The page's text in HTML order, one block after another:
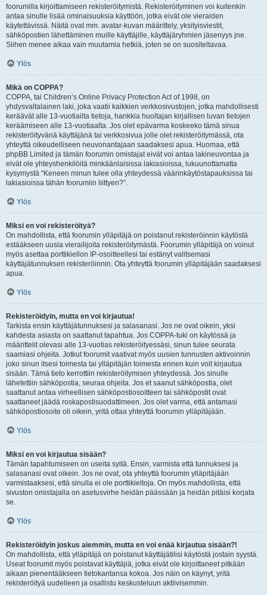
foorumilla kirjoittamiseen rekisteröitymistä. Rekisteröityminen voi kuitenkin
antaa sinulle lisää ominaisuuksia käyttöön, jotka eivät ole vieraiden
käytettävissä. Näitä ovat mm. avatar-kuvan määrittely, yksityisviestit,
sähköpostien lähettäminen muille käyttäjille, käyttäjäryhmien jäsenyys jne.
Siihen menee aikaa vain muutamia hetkiä, joten se on suositeltavaa.
Ylös
Mikä on COPPA?
COPPA, tai Children’s Online Privacy Protection Act of 1998, on
yhdysvaltalainen laki, joka vaatii kaikkien verkkosivustojen, jotka mahdollisesti
keräävät alle 13-vuotiailta tietoja, hankkia huoltajan kirjallisen luvan tietojen
keräämiseen alle 13-vuotiaalta. Jos olet epävarma koskeeko tämä sinua
rekisteröityvänä käyttäjänä tai verkkosivua jolle olet rekisteröitymässä, ota
yhteyttä oikeudelliseen neuvonantajaan saadaksesi apua. Huomaa, että
phpBB Limited ja tämän foorumin omistajat eivät voi antaa lakineuvontaa ja
eivät ole yhteyshenkilöitä minkäänlaisissa lakiasioissa, lukuunottamatta
kysymystä “Keneen minun tulee olla yhteydessä väärinkäytöstapauksissa tai
lakiasioissa tähän foorumiin liittyen?”.
Ylös
Miksi en voi rekisteröityä?
On mahdollista, että foorumin ylläpitäjä on poistanut rekisteröinnin käytöstä
estääkseen uusia vierailijoita rekisteröitymästä. Foorumin ylläpitäjä on voinut
myös asettaa porttikiellon IP-osoitteellesi tai estänyt valitsemasi
käyttäjätunnuksen rekisteröinnin. Ota yhteyttä foorumin ylläpitäjään saadaksesi
apua.
Ylös
Rekisteröidyin, mutta en voi kirjautua!
Tarkista ensin käyttäjätunnuksesi ja salasanasi. Jos ne ovat oikein, yksi
kahdesta asiasta on saattanut tapahtua. Jos COPPA-tuki on käytössä ja
määrittelit olevasi alle 13-vuotias rekisteröityessäsi, sinun tulee seurata
saamiasi ohjeita. Jotkut foorumit vaativat myös uusien tunnusten aktivoinnin
joko sinun itsesi toimesta tai ylläpitäjän toimesta ennen kuin voit kirjautua
sisään. Tämä tieto kerrottiin rekisteröitymisen yhteydessä. Jos sinulle
lähetettiin sähköpostia, seuraa ohjeita. Jos et saanut sähköpostia, olet
saattanut antaa virheellisen sähköpostiosoitteen tai sähköpostit ovat
saattaneet jäädä roskapostisuodattimeen. Jos olet varma, että antamasi
sähköpostiosoite oli oikein, yritä ottaa yhteyttä foorumin ylläpitäjään.
Ylös
Miksi en voi kirjautua sisään?
Tämän tapahtumiseen on useita syitä. Ensin, varmista että tunnuksesi ja
salasanasi ovat oikein. Jos ne ovat, ota yhteyttä foorumin ylläpitäjään
varmistaaksesi, että sinulla ei ole porttikieltoja. On myös mahdollista, että
sivuston omistajalla on asetusvirhe heidän päässään ja heidän pitäisi korjata
se.
Ylös
Rekisteröidyin joskus aiemmin, mutta en voi enää kirjautua sisään?!
On mahdollista, että ylläpitäjä on poistanut käyttäjätilisi käytöstä jostain syystä.
Useat foorumit myös poistavat käyttäjiä, jotka eivät ole kirjoittaneet pitkään
aikaan pienentääkseen tietokantansa kokoa. Jos näin on käynyt, yritä
rekisteröityä uudelleen ja osallistu keskusteluun aktiivisemmin.